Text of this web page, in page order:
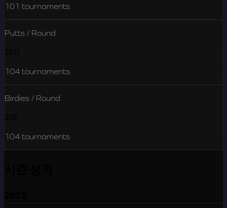
101 tournaments
Putts / Round
104 tournaments
Birdies / Round
104 tournaments